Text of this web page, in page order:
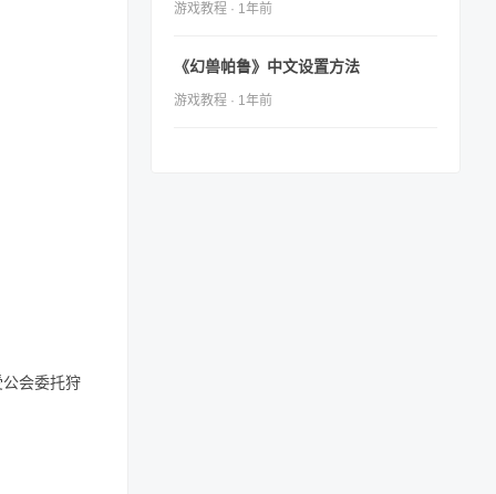
会委托狩
游戏教程 · 1年前
《幻兽帕鲁》中文设置方法
游戏教程 · 1年前